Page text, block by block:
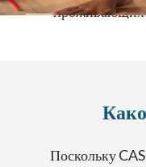
проживающих
Поскольку